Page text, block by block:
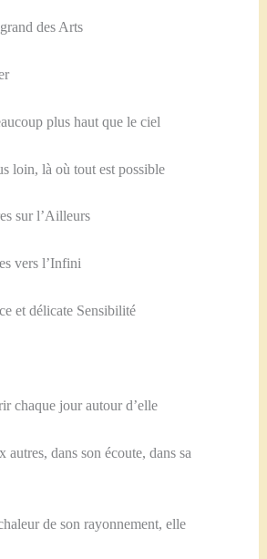
des Arts
plus haut que le ciel
loin, là où tout est possible
sur l’Ailleurs
vers l’Infini
et délicate Sensibilité
chaque jour autour d’elle
autres, dans son écoute, dans sa
de son rayonnement, elle